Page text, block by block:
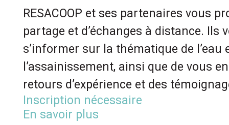
RESACOOP et ses partenaires vous
partage et d’échanges à distance. Ils
s’informer sur la thématique de l’eau
l’assainissement, ainsi que de vous
retours d’expérience et des
Inscription nécessaire
En savoir plus